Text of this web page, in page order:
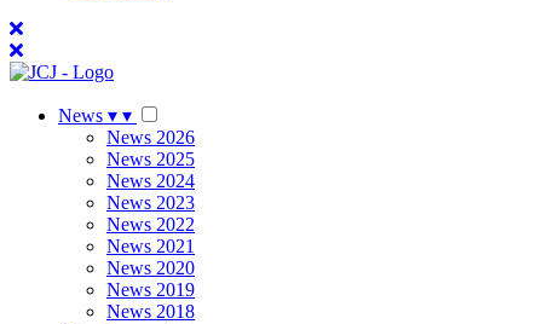
News ▾ ▾
News 2026
News 2025
News 2024
News 2023
News 2022
News 2021
News 2020
News 2019
News 2018